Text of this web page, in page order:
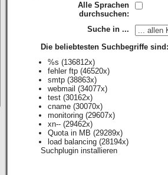
Alle Sprachen
durchsuchen:
Suche in ...
Die beliebtesten Suchbegriffe sind:
%s (136812x)
fehler ftp (46520x)
smtp (38863x)
webmail (34077x)
test (30162x)
cname (30070x)
monitoring (29607x)
xn-- (29462x)
Quota in MB (29289x)
load balancing (28194x)
Suchplugin installieren